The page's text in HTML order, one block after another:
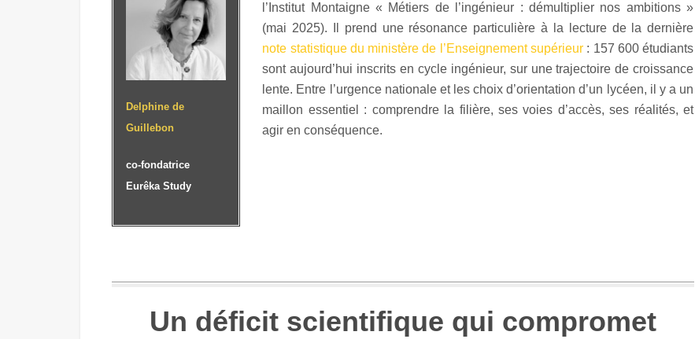
Delphine de
Guillebon
co-fondatrice
Eurêka Study
l’Institut Montaigne « Métiers de l’ingénieur : démultiplier nos ambitions »
(mai 2025). Il prend une résonance particulière à la lecture de la dernière
note statistique du ministère de l’Enseignement supérieur : 157 600 étudiants
sont aujourd’hui inscrits en cycle ingénieur, sur une trajectoire de croissance
lente. Entre l’urgence nationale et les choix d’orientation d’un lycéen, il y a un
maillon essentiel : comprendre la filière, ses voies d’accès, ses réalités, et
agir en conséquence.
Un déficit scientifique qui compromet